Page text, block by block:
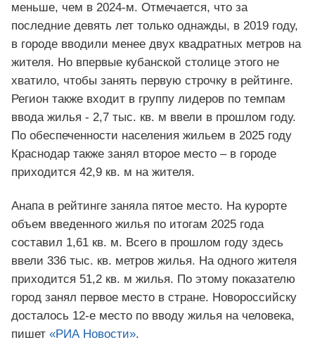
меньше, чем в 2024-м. Отмечается, что за
последние девять лет только однажды, в 2019 году,
в городе вводили менее двух квадратных метров на
жителя. Но впервые кубанской столице этого не
хватило, чтобы занять первую строчку в рейтинге.
Регион также входит в группу лидеров по темпам
ввода жилья - 2,7 тыс. кв. м ввели в прошлом году.
По обеспеченности населения жильем в 2025 году
Краснодар также занял второе место – в городе
приходится 42,9 кв. м на жителя.
Анапа в рейтинге заняла пятое место. На курорте
объем введенного жилья по итогам 2025 года
составил 1,61 кв. м. Всего в прошлом году здесь
ввели 336 тыс. кв. метров жилья. На одного жителя
приходится 51,2 кв. м жилья. По этому показателю
город занял первое место в стране. Новороссийску
досталось 12-е место по вводу жилья на человека,
пишет «РИА Новости».